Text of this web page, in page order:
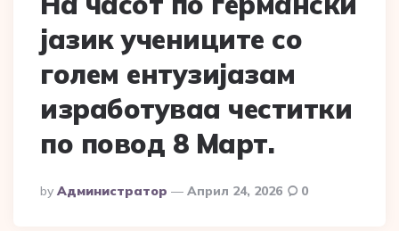
јазик учениците со
голем ентузијазам
изработуваа честитки
по повод 8 Март.
Posted
By
By Администратор Април 24, 2026 0